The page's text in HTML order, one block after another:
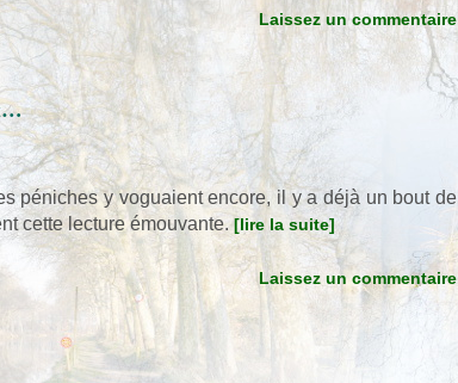
Laissez un commentaire
péniches y voguaient encore, il y a déjà un bout de
cette lecture émouvante.[lire la suite]
Laissez un commentaire